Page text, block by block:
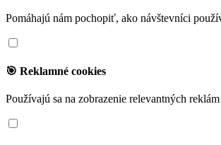
Pomáhajú nám pochopiť, ako návštevníci
🎯 Reklamné cookies
Používajú sa na zobrazenie relevantných reklám